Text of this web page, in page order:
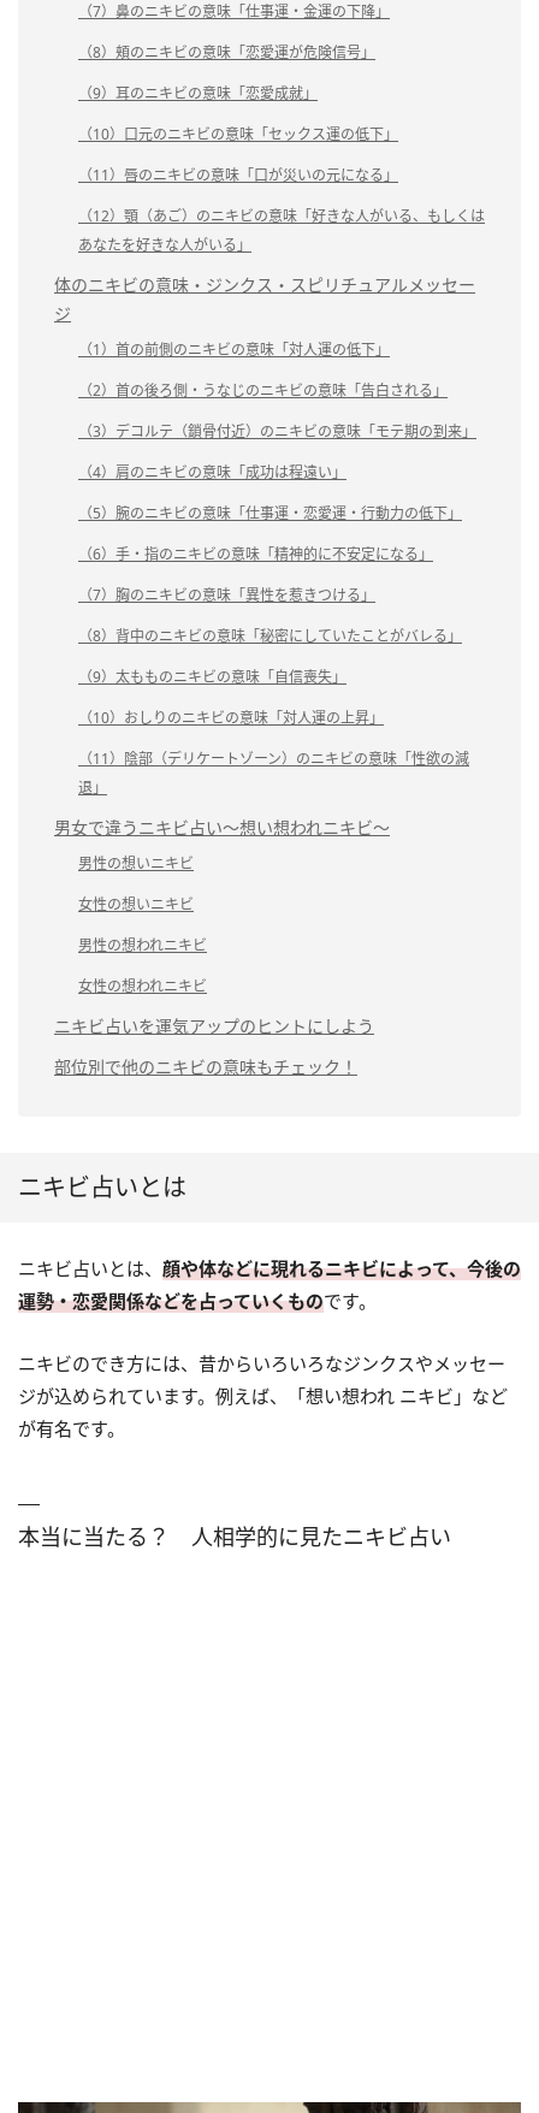
（7）鼻のニキビの意味「仕事運・金運の下降」
（8）頬のニキビの意味「恋愛運が危険信号」
（9）耳のニキビの意味「恋愛成就」
（10）口元のニキビの意味「セックス運の低下」
（11）唇のニキビの意味「口が災いの元になる」
（12）顎（あご）のニキビの意味「好きな人がいる、もしくは
あなたを好きな人がいる」
体のニキビの意味・ジンクス・スピリチュアルメッセー
ジ
（1）首の前側のニキビの意味「対人運の低下」
（2）首の後ろ側・うなじのニキビの意味「告白される」
（3）デコルテ（鎖骨付近）のニキビの意味「モテ期の到来」
（4）肩のニキビの意味「成功は程遠い」
（5）腕のニキビの意味「仕事運・恋愛運・行動力の低下」
（6）手・指のニキビの意味「精神的に不安定になる」
（7）胸のニキビの意味「異性を惹きつける」
（8）背中のニキビの意味「秘密にしていたことがバレる」
（9）太もものニキビの意味「自信喪失」
（10）おしりのニキビの意味「対人運の上昇」
（11）陰部（デリケートゾーン）のニキビの意味「性欲の減
退」
男女で違うニキビ占い～想い想われニキビ～
男性の想いニキビ
女性の想いニキビ
男性の想われニキビ
女性の想われニキビ
ニキビ占いを運気アップのヒントにしよう
部位別で他のニキビの意味もチェック！
ニキビ占いとは
ニキビ占いとは、 顔や体などに現れるニキビによって、今後の
運勢・恋愛関係などを占っていくものです。
ニキビのでき方には、昔からいろいろなジンクスやメッセー
ジが込められています。例えば、「想い想われ ニキビ」など
が有名です。
本当に当たる？ 人相学的に見たニキビ占い